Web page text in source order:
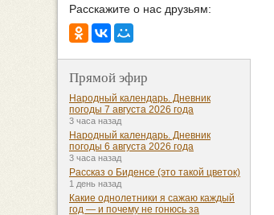
Расскажите о нас друзьям:
Прямой эфир
Народный календарь. Дневник
погоды 7 августа 2026 года
3 часа назад
Народный календарь. Дневник
погоды 6 августа 2026 года
3 часа назад
Рассказ о Биденсе (это такой цветок)
1 день назад
Какие однолетники я сажаю каждый
год — и почему не гонюсь за